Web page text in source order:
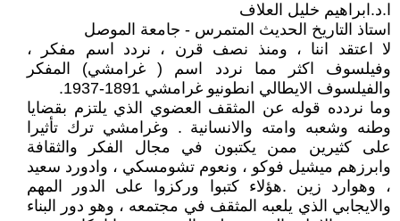
ا.د.ابراهيم خليل العلاف
استاذ التاريخ الحديث المتمرس - جامعة الموصل
لا اعتقد اننا ، ومنذ نصف قرن ، نردد اسم مفكر ،
وفيلسوف اكثر مما نردد اسم ( غرامشي) المفكر
والفيلسوف الايطالي انطونيو غرامشي 1891-1937.
وما نردده قوله عن المثقف العضوي الذي يلتزم بقضايا
وطنه وشعبه وامته والانسانية . وغرامشي ترك تأثيرا
على كثيرين ممن يكتبون في مجال الفكر والثقافة
وابرزهم ميشيل فوكو ، ونعوم تشومسكي ، وادورد سعيد
، وهوارد زين .هؤلاء كتبوا وركزوا على الدور المهم
والايجابي الذي يلعبه المثقف في مجتمعه ، وهو دور البناء